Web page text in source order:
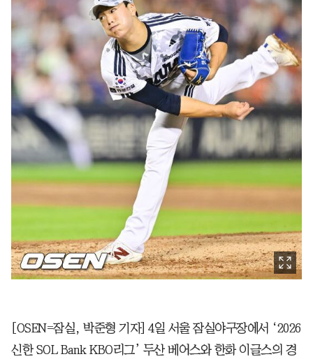
[OSEN=잠실, 박준형 기자] 4일 서울 잠실야구장에서 ‘2026
신한 SOL Bank KBO리그’ 두산 베어스와 한화 이글스의 경